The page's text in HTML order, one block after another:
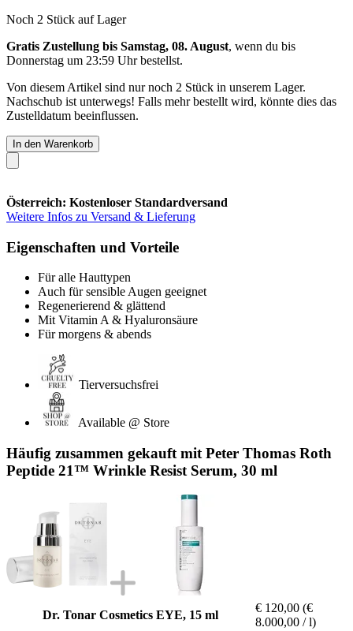
Noch 2 Stück auf Lager
Gratis Zustellung bis Samstag, 08. August, wenn du bis
Donnerstag um 23:59 Uhrbestellst.
Von diesem Artikel sind nur noch 2 Stück in unserem Lager.
Nachschub ist unterwegs! Falls mehr bestellt wird, könnte dies das
Zustelldatum beeinflussen.
In den Warenkorb
Österreich: Kostenloser Standardversand
Weitere Infos zu Versand & Lieferung
Eigenschaften und Vorteile
Für alle Hauttypen
Auch für sensible Augen geeignet
Regenerierend & glättend
Mit Vitamin A & Hyaluronsäure
Für morgens & abends
Tierversuchsfrei
Available @ Store
Häufig zusammen gekauft mit Peter Thomas Roth
Peptide 21™ Wrinkle Resist Serum, 30 ml
Dr. Tonar Cosmetics EYE, 15 ml
€ 120,00 (€
8.000,00 / l)